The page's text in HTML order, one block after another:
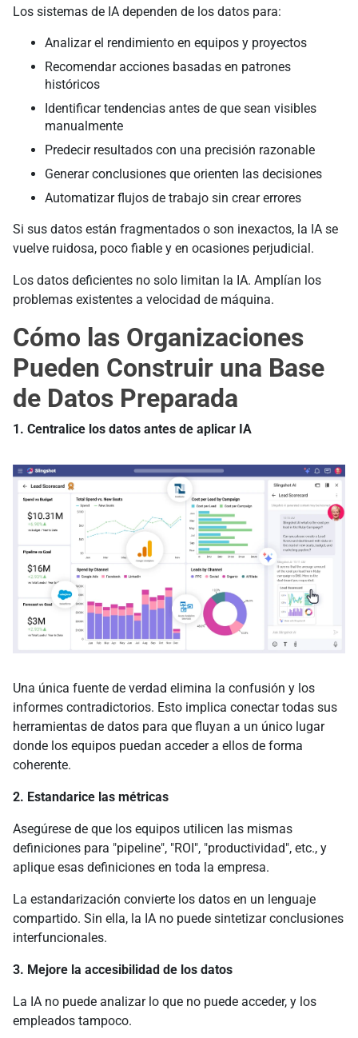
Los sistemas de IA dependen de los datos para:
Analizar el rendimiento en equipos y proyectos
Recomendar acciones basadas en patrones
históricos
Identificar tendencias antes de que sean visibles
manualmente
Predecir resultados con una precisión razonable
Generar conclusiones que orienten las decisiones
Automatizar flujos de trabajo sin crear errores
Si sus datos están fragmentados o son inexactos, la IA se
vuelve ruidosa, poco fiable y en ocasiones perjudicial.
Los datos deficientes no solo limitan la IA. Amplían los
problemas existentes a velocidad de máquina.
Cómo las Organizaciones
Pueden Construir una Base
de Datos Preparada
1. Centralice los datos antes de aplicar IA
Una única fuente de verdad elimina la confusión y los
informes contradictorios. Esto implica conectar todas sus
herramientas de datos para que fluyan a un único lugar
donde los equipos puedan acceder a ellos de forma
coherente.
2. Estandarice las métricas
Asegúrese de que los equipos utilicen las mismas
definiciones para "pipeline", "ROI", "productividad", etc., y
aplique esas definiciones en toda la empresa.
La estandarización convierte los datos en un lenguaje
compartido. Sin ella, la IA no puede sintetizar conclusiones
interfuncionales.
3. Mejore la accesibilidad de los datos
La IA no puede analizar lo que no puede acceder, y los
empleados tampoco.